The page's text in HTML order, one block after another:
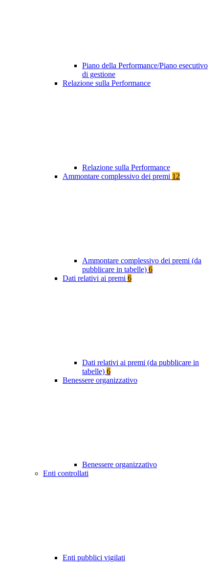
Piano della Performance/Piano esecutivo
di gestione
Relazione sulla Performance
Relazione sulla Performance
Ammontare complessivo dei premi 12
Ammontare complessivo dei premi (da
pubblicare in tabelle) 6
Dati relativi ai premi 6
Dati relativi ai premi (da pubblicare in
tabelle) 6
Benessere organizzativo
Benessere organizzativo
Enti controllati
Enti pubblici vigilati